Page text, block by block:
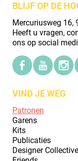
BLIJF OP DE
Mercuriusweg 16,
Heeft u vragen,
ons op social
VIND JE WEG
Patronen
Garens
Kits
Publicaties
Designer Collective